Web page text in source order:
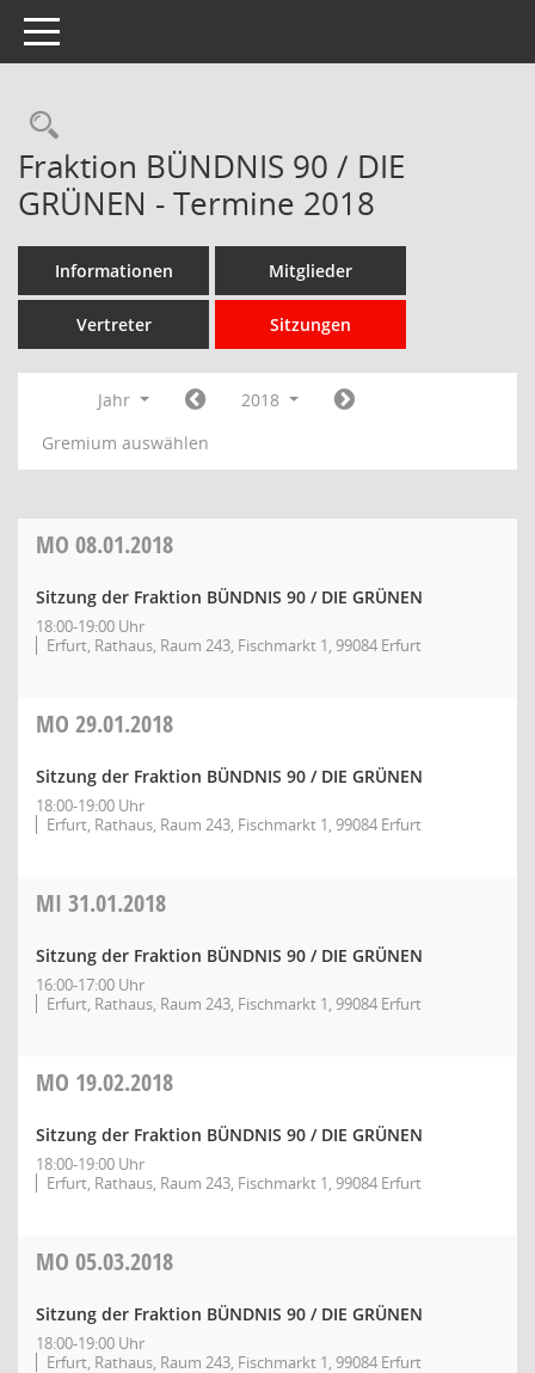
Toggle navigation
Rechercheauswahl
Fraktion BÜNDNIS 90 / DIE
GRÜNEN - Termine 2018
Informationen Mitglieder
Vertreter Sitzungen
Jahr
2018
Gremium auswählen
MO 08.01.2018
Sitzung der Fraktion BÜNDNIS 90 / DIE GRÜNEN
18:00-19:00 Uhr
Erfurt, Rathaus, Raum 243, Fischmarkt 1, 99084 Erfurt
MO 29.01.2018
Sitzung der Fraktion BÜNDNIS 90 / DIE GRÜNEN
18:00-19:00 Uhr
Erfurt, Rathaus, Raum 243, Fischmarkt 1, 99084 Erfurt
MI 31.01.2018
Sitzung der Fraktion BÜNDNIS 90 / DIE GRÜNEN
16:00-17:00 Uhr
Erfurt, Rathaus, Raum 243, Fischmarkt 1, 99084 Erfurt
MO 19.02.2018
Sitzung der Fraktion BÜNDNIS 90 / DIE GRÜNEN
18:00-19:00 Uhr
Erfurt, Rathaus, Raum 243, Fischmarkt 1, 99084 Erfurt
MO 05.03.2018
Sitzung der Fraktion BÜNDNIS 90 / DIE GRÜNEN
18:00-19:00 Uhr
Erfurt, Rathaus, Raum 243, Fischmarkt 1, 99084 Erfurt